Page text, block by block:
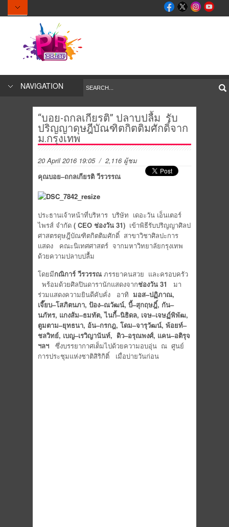
NAVIGATION
“บอย-ถกลเกียรติ” ปลาบปลื้ม รับ
ปริญญาดุษฎีบัณฑิตกิตติมศักดิ์จาก
ม.กรุงเทพ
20 April 2016 19:05/ 2,116 ผู้ชม
คุณบอย–ถกลเกียรติ วีรวรรณ
ประธานเจ้าหน้าที่บริหาร บริษัท เดอะวัน เอ็นเตอร์
ไพรส์ จำกัด ( CEO ช่องวัน 31) เข้าพิธีรับปริญญาศิลป
ศาสตรดุษฎีบัณฑิตกิตติมศักดิ์ สาขาวิชาศิลปะการ
แสดง คณะนิเทศศาสตร์ จากมหาวิทยาลัยกรุงเทพ
ด้วยความปลาบปลื้ม
โดยมีกณิการ์ วีรวรรณ ภรรยาคนสวย และครอบครัว
พร้อมด้วยศิลปินดารานักแสดงจากช่องวัน 31
มา
ร่วมแสดงความยินดีคับคั่ง อาทิ มอส–ปฏิภาณ,
เจี๊ยบ–โสภิตนภา, ป้อง–ณวัฒน์, บี้–สุกฤษฎิ์, กัน–
นภัทร, แกงส้ม–ธมทัต,ไนกี้–นิธิดล, เจษ–เจษฏ์พิพัฒ,
ตูมตาม–ยุทธนา, อ้น–กรกฎ, โดม–จารุวัฒน์, พ้อยท์–
ชลวิทย์, เบญ–เรวิญานันท์, ดิว–อรุณพงศ์, แคน–อติรุจ
ฯลฯ
ซึ่งบรรยากาศเต็มไปด้วยความอบอุ่น ณ ศูนย์
การประชุมแห่งชาติสิริกิติ์ เมื่อบ่ายวันก่อน